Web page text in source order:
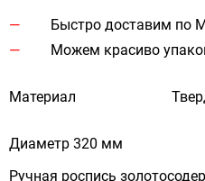
Быстро доставим по
Можем красиво
Материал
Диаметр 320 мм
Ручная роспись